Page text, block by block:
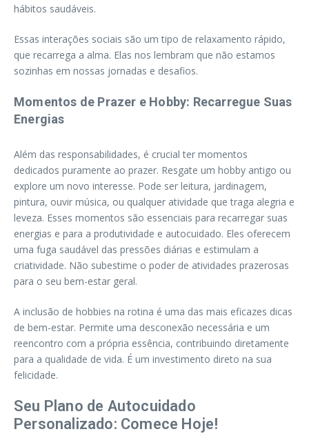
hábitos saudáveis.
Essas interações sociais são um tipo de relaxamento rápido,
que recarrega a alma. Elas nos lembram que não estamos
sozinhas em nossas jornadas e desafios.
Momentos de Prazer e Hobby: Recarregue Suas
Energias
Além das responsabilidades, é crucial ter momentos
dedicados puramente ao prazer. Resgate um hobby antigo ou
explore um novo interesse. Pode ser leitura, jardinagem,
pintura, ouvir música, ou qualquer atividade que traga alegria e
leveza. Esses momentos são essenciais para recarregar suas
energias e para a produtividade e autocuidado. Eles oferecem
uma fuga saudável das pressões diárias e estimulam a
criatividade. Não subestime o poder de atividades prazerosas
para o seu bem-estar geral.
A inclusão de hobbies na rotina é uma das mais eficazes dicas
de bem-estar. Permite uma desconexão necessária e um
reencontro com a própria essência, contribuindo diretamente
para a qualidade de vida. É um investimento direto na sua
felicidade.
Seu Plano de Autocuidado
Personalizado: Comece Hoje!